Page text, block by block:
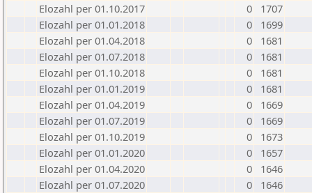
Elozahl per 01.10.2017
0
1707
Elozahl per 01.01.2018
0
1699
Elozahl per 01.04.2018
0
1681
Elozahl per 01.07.2018
0
1681
Elozahl per 01.10.2018
0
1681
Elozahl per 01.01.2019
0
1681
Elozahl per 01.04.2019
0
1669
Elozahl per 01.07.2019
0
1669
Elozahl per 01.10.2019
0
1673
Elozahl per 01.01.2020
0
1657
Elozahl per 01.04.2020
0
1646
Elozahl per 01.07.2020
0
1646